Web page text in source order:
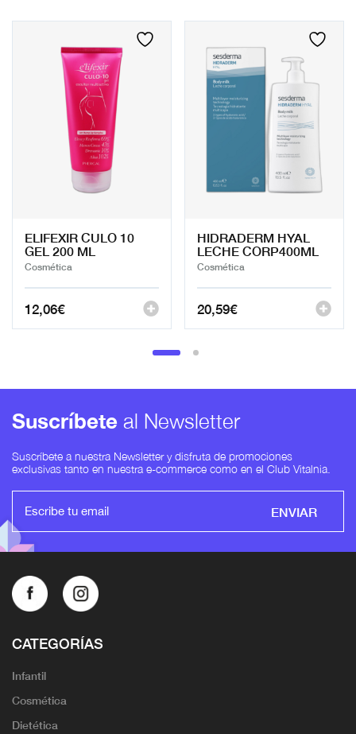
ELIFEXIR CULO 10
GEL 200 ML
Cosmética
12,06€
HIDRADERM HYAL
LECHE CORP400ML
Cosmética
20,59€
Suscríbete al Newsletter
Suscríbete a nuestra Newsletter y disfruta de promociones
exclusivas tanto en nuestra e-commerce como en el Club Vitalnia.
ENVIAR
CATEGORÍAS
Infantil
Cosmética
Dietética